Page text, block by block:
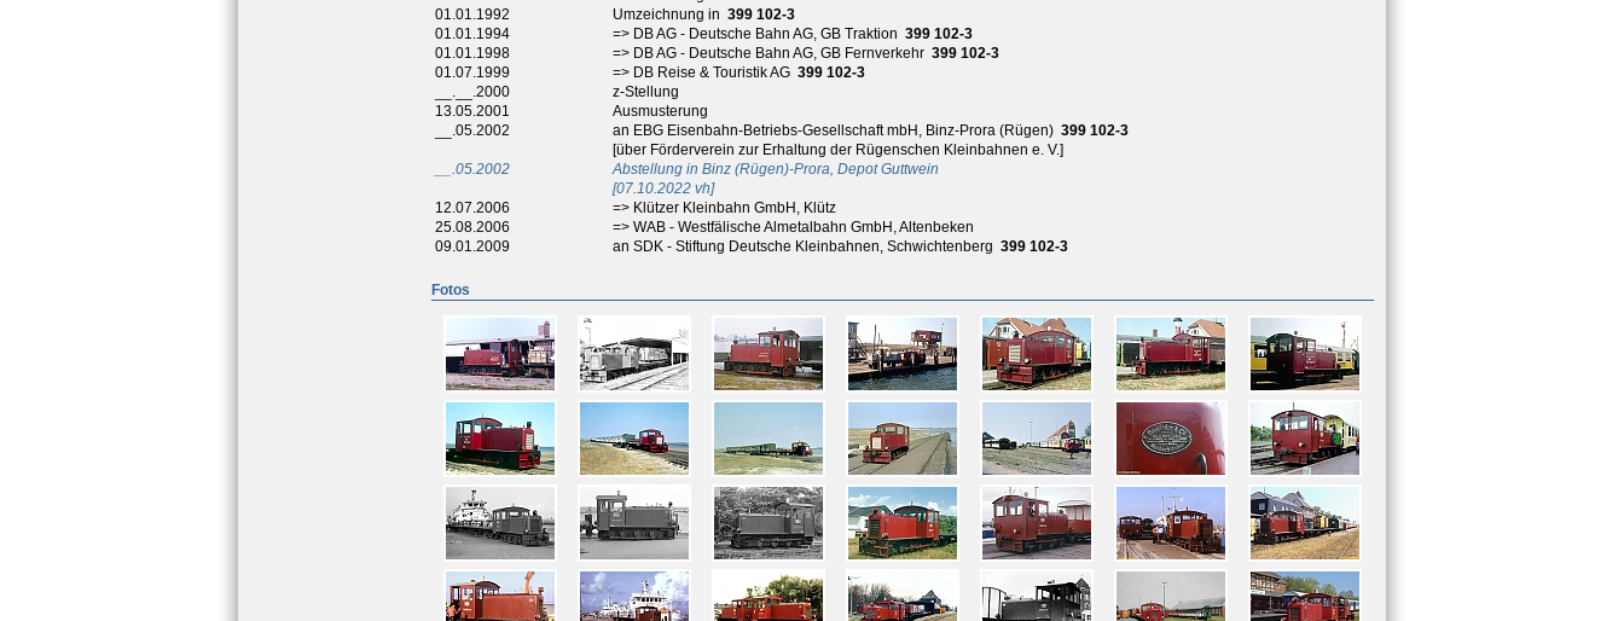
01.01.1992
Umzeichnung in 399 102-3
01.01.1994
=> DB AG - Deutsche Bahn AG, GB Traktion 399 102-3
01.01.1998
=> DB AG - Deutsche Bahn AG, GB Fernverkehr 399 102-3
01.07.1999
=> DB Reise & Touristik AG 399 102-3
__.__.2000
z-Stellung
13.05.2001
Ausmusterung
__.05.2002
an EBG Eisenbahn-Betriebs-Gesellschaft mbH, Binz-Prora (Rügen) 399 102-3
[über Förderverein zur Erhaltung der Rügenschen Kleinbahnen e. V.]
__.05.2002
Abstellung in Binz (Rügen)-Prora, Depot Guttwein
[07.10.2022 vh]
12.07.2006
=> Klützer Kleinbahn GmbH, Klütz
25.08.2006
=> WAB - Westfälische Almetalbahn GmbH, Altenbeken
09.01.2009
an SDK - Stiftung Deutsche Kleinbahnen, Schwichtenberg 399 102-3
Fotos